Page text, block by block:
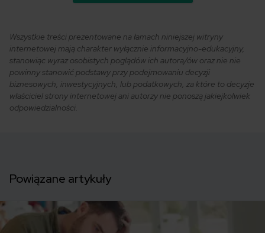
Wszystkie treści prezentowane na łamach niniejszej witryny
internetowej mają charakter wyłącznie informacyjno-edukacyjny,
stanowiąc wyraz osobistych poglądów ich autora/ów oraz nie nie
powinny stanowić podstawy przy podejmowaniu decyzji
biznesowych, inwestycyjnych, lub podatkowych, za które to decyzje
właściciel strony internetowej ani autorzy nie ponoszą jakiejkolwiek
odpowiedzialności.
Powiązane artykuły